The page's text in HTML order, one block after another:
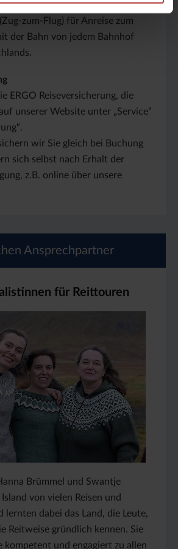
zum-Flug) für Anreise zum
der Bahn von jedem Bahnhof
ERGO Reiseversicherung, die
unserer Website unter „Service“
wir Sie gleich bei Buchung
sich selbst nach Erhalt der
z.B. online über unsere
Ansprechpartner
für Reittouren
Brümmel und Swantje
von vielen Reisen und
lernten dabei das Land, die Leute,
Reitweise gründlich kennen. Sie
kompetent und engagiert zu allen